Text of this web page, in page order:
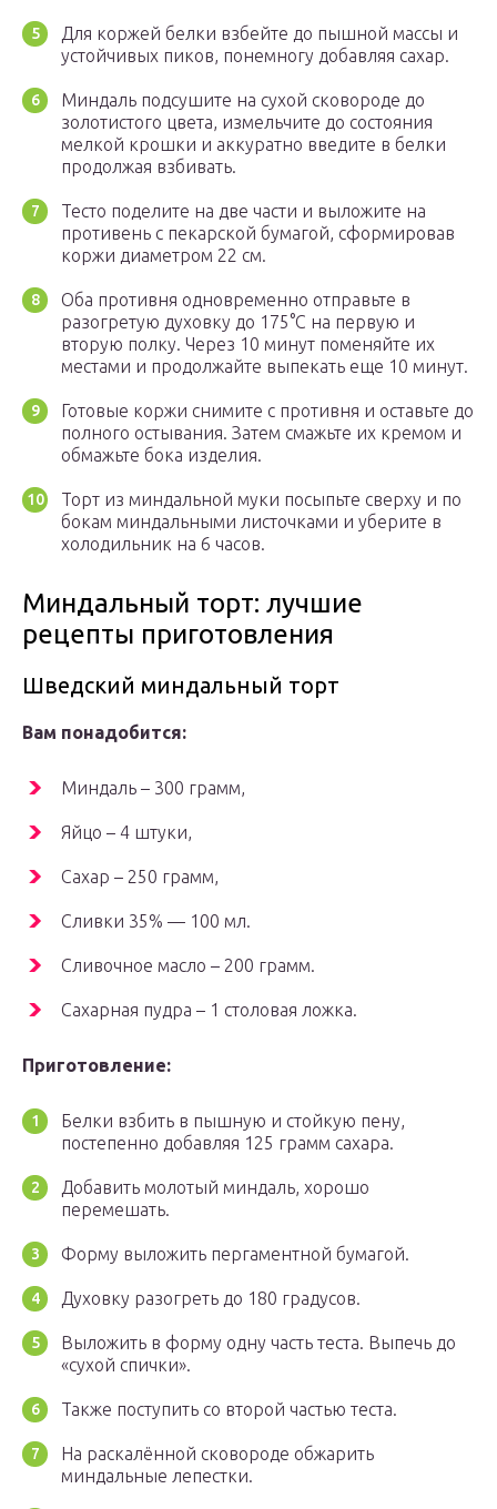
Для коржей белки взбейте до пышной массы и
устойчивых пиков, понемногу добавляя сахар.
Миндаль подсушите на сухой сковороде до
золотистого цвета, измельчите до состояния
мелкой крошки и аккуратно введите в белки
продолжая взбивать.
Тесто поделите на две части и выложите на
противень с пекарской бумагой, сформировав
коржи диаметром 22 см.
Оба противня одновременно отправьте в
разогретую духовку до 175°C на первую и
вторую полку. Через 10 минут поменяйте их
местами и продолжайте выпекать еще 10 минут.
Готовые коржи снимите с противня и оставьте до
полного остывания. Затем смажьте их кремом и
обмажьте бока изделия.
Торт из миндальной муки посыпьте сверху и по
бокам миндальными листочками и уберите в
холодильник на 6 часов.
Миндальный торт: лучшие
рецепты приготовления
Шведский миндальный торт
Вам понадобится:
Миндаль – 300 грамм,
Яйцо – 4 штуки,
Сахар – 250 грамм,
Сливки 35% — 100 мл.
Сливочное масло – 200 грамм.
Сахарная пудра – 1 столовая ложка.
Приготовление:
Белки взбить в пышную и стойкую пену,
постепенно добавляя 125 грамм сахара.
Добавить молотый миндаль, хорошо
перемешать.
Форму выложить пергаментной бумагой.
Духовку разогреть до 180 градусов.
Выложить в форму одну часть теста. Выпечь до
«сухой спички».
Также поступить со второй частью теста.
На раскалённой сковороде обжарить
миндальные лепестки.